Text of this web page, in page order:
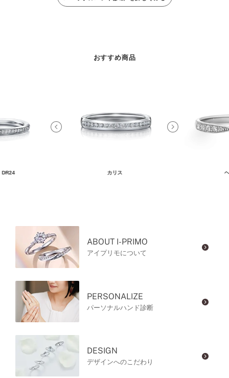
おすすめ商品
DR24 カリス
ABOUT I-PRIMO
アイプリモについて
PERSONALIZE
パーソナルハンド診断
DESIGN
デザインへのこだわり